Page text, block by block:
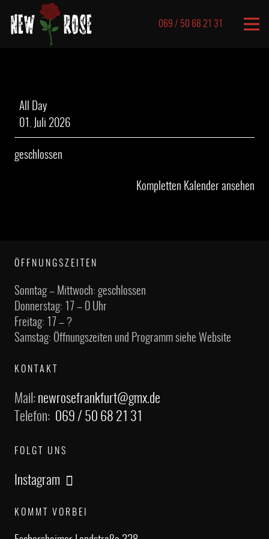
069 / 50 68 21 31
geschlossen
All Day
01. Juli 2026
geschlossen
Kompletten Kalender ansehen
ÖFFNUNGSZEITEN
Sonntag – Mittwoch: geschlossen
Donnerstag: 17 – 0 Uhr
Freitag: 17 – ?
Samstag: Öffnungszeiten und Programm siehe Website
KONTAKT
Mail: newrosefrankfurt@gmx.de
Telefon: 069 / 50 68 21 31
FOLGT UNS
Instagram
KOMMT VORBEI